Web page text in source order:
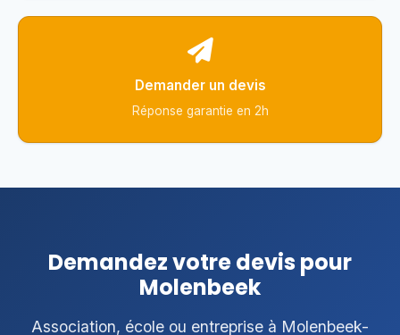
Demander un devis
Réponse garantie en 2h
Demandez votre devis pour
Molenbeek
Association, école ou entreprise à Molenbeek-